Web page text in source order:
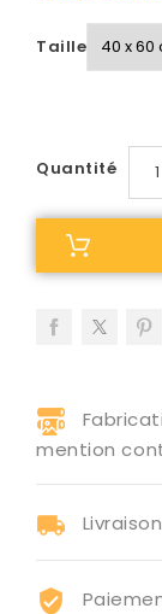
Taille
Quantité
mention